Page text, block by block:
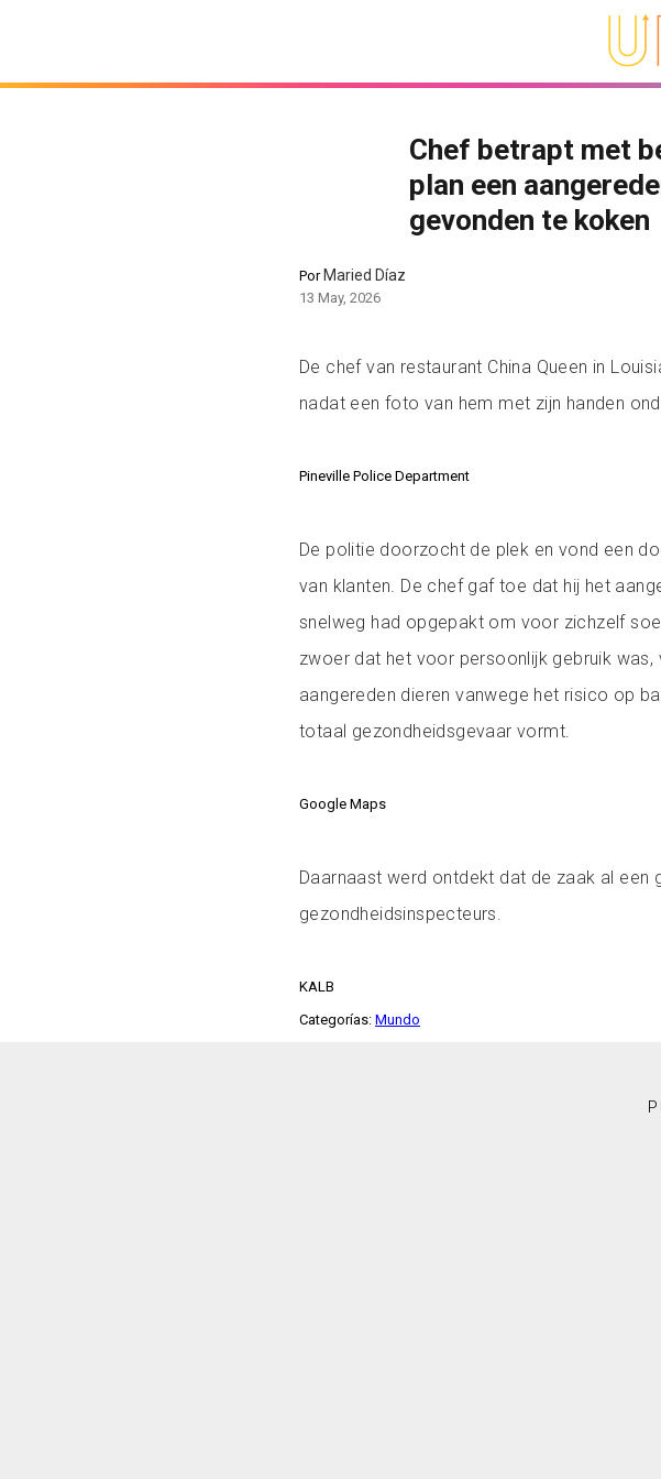
Chef betrapt met
plan een
gevonden te koken
PorMaried Díaz
13 May, 2026
De chef van restaurant China Queen in
nadat een foto van hem met zijn handen
Pineville Police Department
De politie doorzocht de plek en vond een
van klanten. De chef gaf toe dat hij het
snelweg had opgepakt om voor zichzelf
zwoer dat het voor persoonlijk gebruik
aangereden dieren vanwege het risico op
totaal gezondheidsgevaar vormt.
Google Maps
Daarnaast werd ontdekt dat de zaak al een
gezondheidsinspecteurs.
KALB
Categorías: Mundo